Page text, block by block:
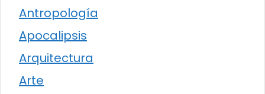
Antropología
Apocalipsis
Arquitectura
Arte